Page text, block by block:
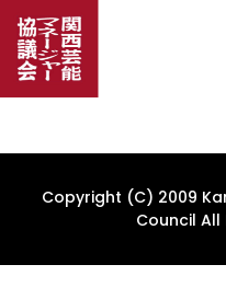
Copyright (C) 2009
Council All